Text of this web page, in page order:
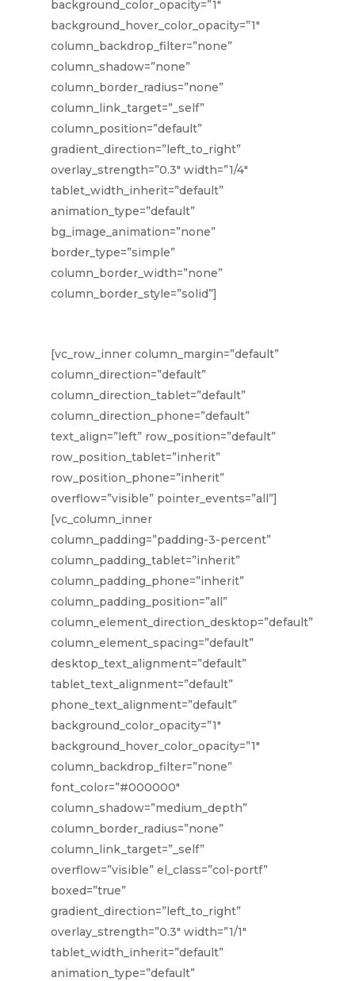
background_color_opacity=”1″
background_hover_color_opacity=”1″
column_backdrop_filter=”none”
column_shadow=”none”
column_border_radius=”none”
column_link_target=”_self”
column_position=”default”
gradient_direction=”left_to_right”
overlay_strength=”0.3″ width=”1/4″
tablet_width_inherit=”default”
animation_type=”default”
bg_image_animation=”none”
border_type=”simple”
column_border_width=”none”
column_border_style=”solid”]
[vc_row_inner column_margin=”default”
column_direction=”default”
column_direction_tablet=”default”
column_direction_phone=”default”
text_align=”left” row_position=”default”
row_position_tablet=”inherit”
row_position_phone=”inherit”
overflow=”visible” pointer_events=”all”]
[vc_column_inner
column_padding=”padding-3-percent”
column_padding_tablet=”inherit”
column_padding_phone=”inherit”
column_padding_position=”all”
column_element_direction_desktop=”default”
column_element_spacing=”default”
desktop_text_alignment=”default”
tablet_text_alignment=”default”
phone_text_alignment=”default”
background_color_opacity=”1″
background_hover_color_opacity=”1″
column_backdrop_filter=”none”
font_color=”#000000″
column_shadow=”medium_depth”
column_border_radius=”none”
column_link_target=”_self”
overflow=”visible” el_class=”col-portf”
boxed=”true”
gradient_direction=”left_to_right”
overlay_strength=”0.3″ width=”1/1″
tablet_width_inherit=”default”
animation_type=”default”